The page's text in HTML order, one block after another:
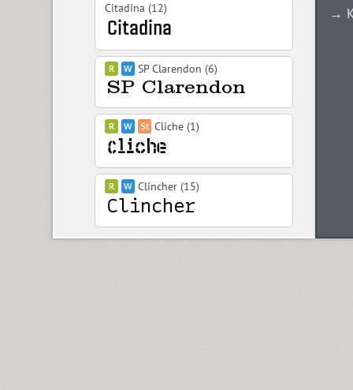
Citadina (12)
SP Clarendon (6)
Cliche (1)
Clincher (15)
→